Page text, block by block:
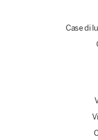
Case di